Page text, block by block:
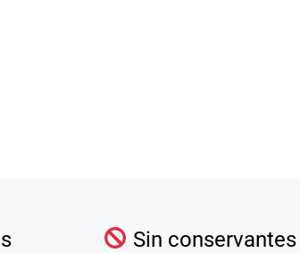
Sin conservantes